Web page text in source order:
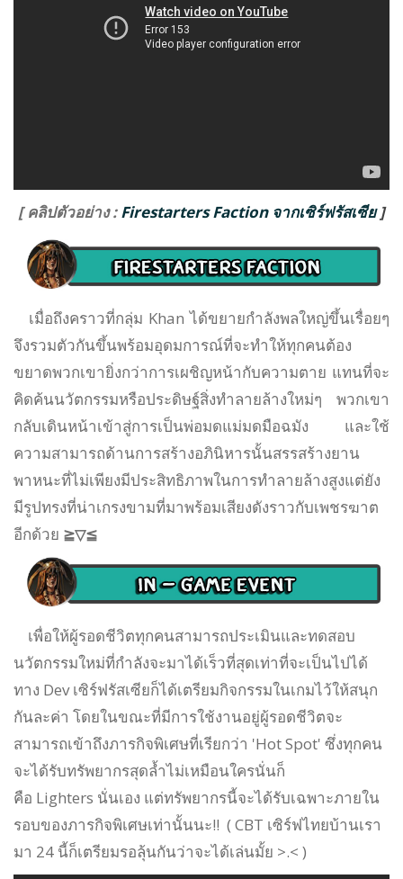
[ คลิปตัวอย่าง : Firestarters Faction จากเซิร์ฟรัสเซีย ]
เมื่อถึงคราวที่กลุ่ม Khan ได้ขยายกำลังพลใหญ่ขึ้นเรื่อยๆ
จึงรวมตัวกันขึ้นพร้อมอุดมการณ์ที่จะทำให้ทุกคนต้อง
ขยาดพวกเขายิ่งกว่าการเผชิญหน้ากับความตาย แทนที่จะ
คิดค้นนวัตกรรมหรือประดิษฐ์สิ่งทำลายล้างใหม่ๆ พวกเขา
กลับเดินหน้าเข้าสู่การเป็นพ่อมดแม่มดมือฉมัง และใช้
ความสามารถด้านการสร้างอภินิหารนั้นสรรสร้างยาน
พาหนะที่ไม่เพียงมีประสิทธิภาพในการทำลายล้างสูงแต่ยัง
มีรูปทรงที่น่าเกรงขามที่มาพร้อมเสียงดังราวกับเพชรฆาต
อีกด้วย ≧▽≦
เพื่อให้ผู้รอดชีวิตทุกคนสามารถประเมินและทดสอบ
นวัตกรรมใหม่ที่กำลังจะมาได้เร็วที่สุดเท่าที่จะเป็นไปได้
ทาง Dev เซิร์ฟรัสเซียก็ได้เตรียมกิจกรรมในเกมไว้ให้สนุก
กันละค่า โดยในขณะที่มีการใช้งานอยู่ผู้รอดชีวิตจะ
สามารถเข้าถึงภารกิจพิเศษที่เรียกว่า 'Hot Spot' ซึ่งทุกคน
จะได้รับทรัพยากรสุดล้ำไม่เหมือนใครนั่นก็
คือ Lighters นั่นเอง แต่ทรัพยากรนี้จะได้รับเฉพาะภายใน
รอบของภารกิจพิเศษเท่านั้นนะ!! ( CBT เซิร์ฟไทยบ้านเรา
มา 24 นี้ก็เตรียมรอลุ้นกันว่าจะได้เล่นมั้ย >.< )